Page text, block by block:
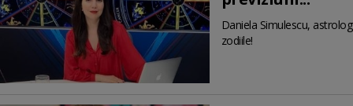
Daniela Simulescu,
zodiile!